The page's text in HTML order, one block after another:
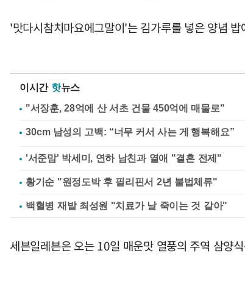
'맛다시참치마요에그말이'는 김가루를 넣은 양념
이시간 핫뉴스
"서장훈, 28억에 산 서초 건물 450억에 매물로"
'서준맘' 박세미, 연하 남친과 열애 "결혼 전제"
황기순 "원정도박 후 필리핀서 2년 불법체류"
백혈병 재발 최성원 "치료가 날 죽이는 것 같아"
세븐일레븐은 오는 10일 매운맛 열풍의 주역 삼양